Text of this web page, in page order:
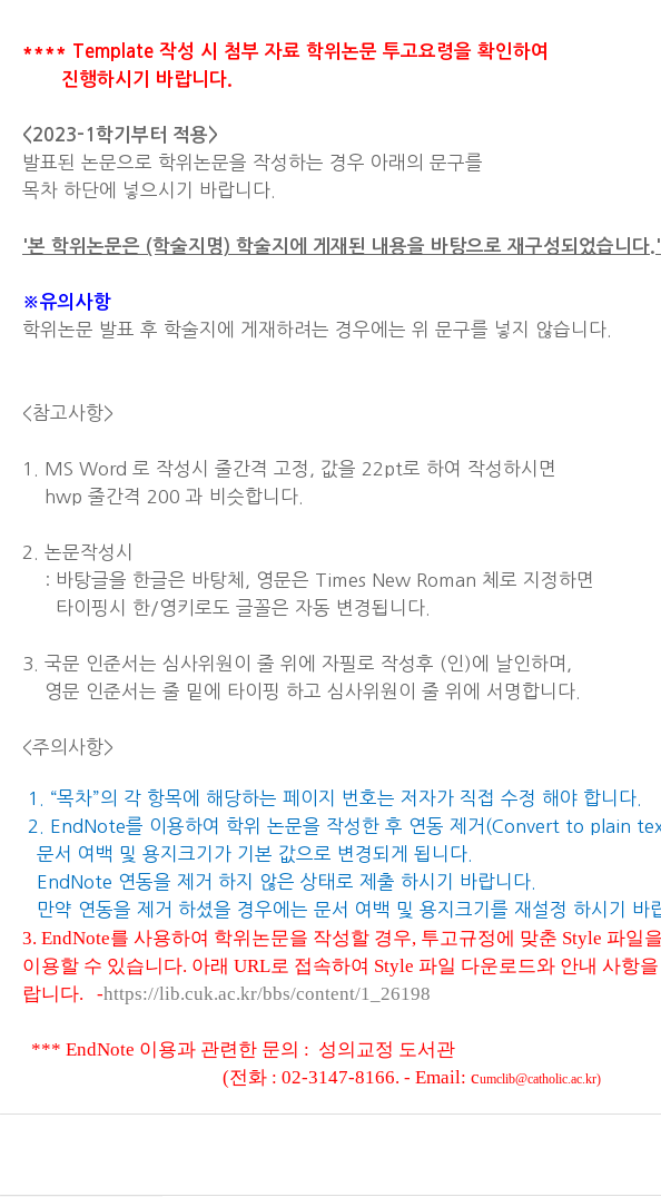
**** Template 작성 시 첨부 자료 학위논문 투고요령을 확인하여
진행하시기 바랍니다.
<2023-1학기부터 적용>
발표된 논문으로 학위논문을 작성하는 경우 아래의 문구를
목차 하단에 넣으시기 바랍니다.
'본 학위논문은 (학술지명) 학술지에 게재된 내용을 바탕으로 재구성되었습니다.'
※유의사항
학위논문 발표 후 학술지에 게재하려는 경우에는 위 문구를 넣지 않습니다.
<참고사항>
1. MS Word 로 작성시 줄간격 고정, 값을 22pt로 하여 작성하시면
hwp 줄간격 200 과 비슷합니다.
2. 논문작성시
: 바탕글을 한글은 바탕체, 영문은 Times New Roman 체로 지정하면
타이핑시 한/영키로도 글꼴은 자동 변경됩니다.
3. 국문 인준서는 심사위원이 줄 위에 자필로 작성후 (인)에 날인하며,
영문 인준서는 줄 밑에 타이핑 하고 심사위원이 줄 위에 서명합니다.
<주의사항>
1. “목차”의 각 항목에 해당하는 페이지 번호는 저자가 직접 수정 해야 합니다
2. EndNote를 이용하여 학위 논문을 작성한 후 연동 제거 (Convert to plain
문서 여백 및 용지크기가 기본 값으로 변경되게 됩니다
EndNote 연동을 제거 하지 않은 상태로 제출 하시기 바랍니다
만약 연동을 제거 하셨을 경우에는 문서 여백 및 용지크기를 재설정 하시기 바
3. EndNote를 사용하여 학위논문을 작성할 경우, 투고규정에 맞춘 Style 파일
이용할 수 있습니다. 아래 URL로 접속하여 Style 파일 다운로드와 안내 사항
랍니다. -https://lib.cuk.ac.kr/bbs/content/1_26198
*** EndNote 이용과 관련한 문의 : 성의교정 도서관
(전화 : 02-3147-8166. - Email: cumclib@catholic.ac.kr)